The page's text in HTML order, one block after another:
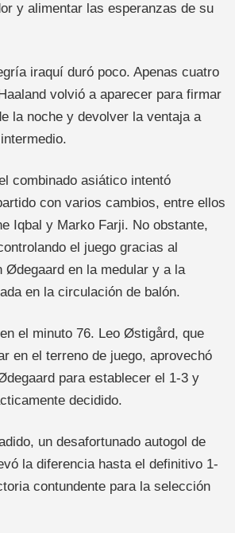
y alimentar las esperanzas de su
iraquí duró poco. Apenas cuatro
volvió a aparecer para firmar
la noche y devolver la ventaja a
combinado asiático intentó
con varios cambios, entre ellos
Iqbal y Marko Farji. No obstante,
el juego gracias al
Ødegaard en la medular y a la
en la circulación de balón.
el minuto 76. Leo Østigård, que
en el terreno de juego, aprovechó
para establecer el 1-3 y
decidido.
un desafortunado autogol de
la diferencia hasta el definitivo 1-
contundente para la selección